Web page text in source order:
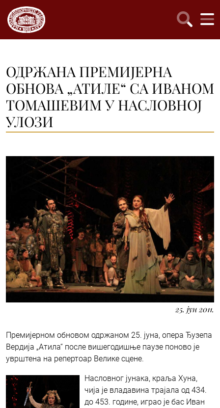
ОДРЖАНА ПРЕМИЈЕРНА
ОБНОВА „АТИЛЕ“ СА ИВАНОМ
ТОМАШЕВИМ У НАСЛОВНОЈ
УЛОЗИ
25. јун 2011.
Премијерном обновом одржаном 25. јуна, опера Ђузепа
Вердија „Атила“ после вишегодишње паузе поново је
уврштена на репертоар Велике сцене.
Насловног јунака, краља Хуна,
чија је владавина трајала од 434.
до 453. године, играо је бас Иван